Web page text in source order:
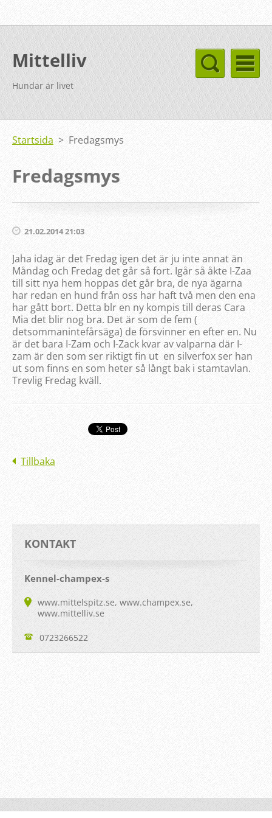
Mittelliv
Hundar är livet
Startsida > Fredagsmys
Fredagsmys
21.02.2014 21:03
Jaha idag är det Fredag igen det är ju inte annat än
Måndag och Fredag det går så fort. Igår så åkte I-Zaa
till sitt nya hem hoppas det går bra, de nya ägarna
har redan en hund från oss har haft två men den ena
har gått bort. Detta blr en ny kompis till deras Cara
Mia det blir nog bra. Det är som de fem (
detsommanintefårsäga) de försvinner en efter en. Nu
är det bara I-Zam och I-Zack kvar av valparna där I-
zam är den som ser riktigt fin ut en silverfox ser han
ut som finns en som heter så långt bak i stamtavlan.
Trevlig Fredag kväll.
Tillbaka
KONTAKT
Kennel-champex-s
www.mittelspitz.se, www.champex.se,
www.mittelliv.se
0723266522